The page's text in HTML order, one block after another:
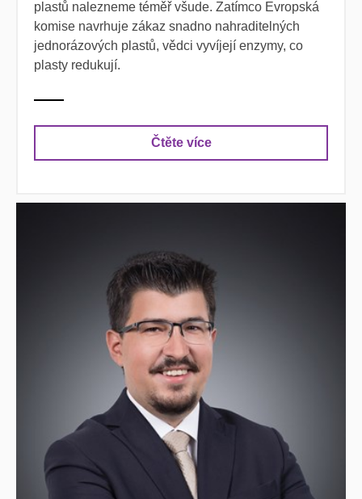
plastů nalezneme téměř všude. Zatímco Evropská
komise navrhuje zákaz snadno nahraditelných
jednorázových plastů, vědci vyvíjejí enzymy, co
plasty redukují.
Čtěte více